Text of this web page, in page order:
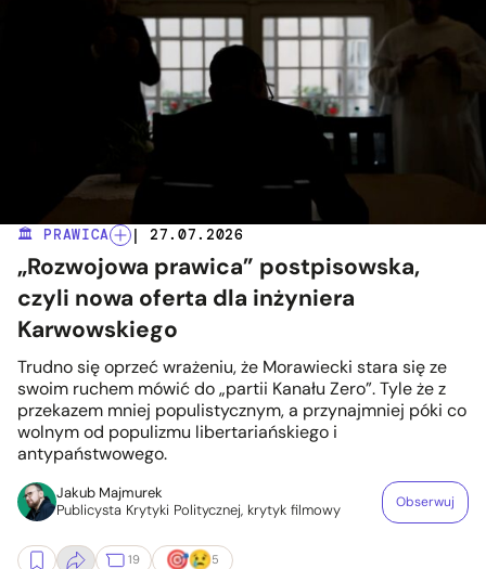
🏛️ PRAWICA | 27.07.2026
„Rozwojowa prawica” postpisowska,
czyli nowa oferta dla inżyniera
Karwowskiego
Trudno się oprzeć wrażeniu, że Morawiecki stara się ze
swoim ruchem mówić do „partii Kanału Zero”. Tyle że z
przekazem mniej populistycznym, a przynajmniej póki co
wolnym od populizmu libertariańskiego i
antypaństwowego.
Jakub Majmurek
Publicysta Krytyki Politycznej, krytyk filmowy
Obserwuj
19 5